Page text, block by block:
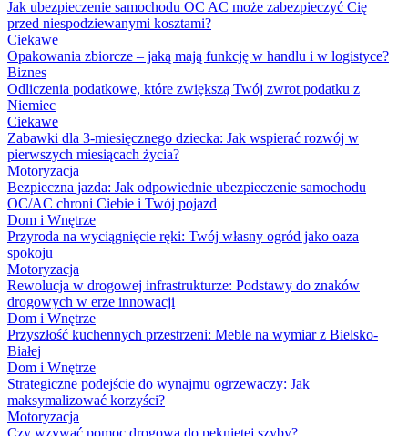
Jak ubezpieczenie samochodu OC AC może zabezpieczyć Cię
przed niespodziewanymi kosztami?
Ciekawe
Opakowania zbiorcze – jaką mają funkcję w handlu i w logistyce?
Biznes
Odliczenia podatkowe, które zwiększą Twój zwrot podatku z
Niemiec
Ciekawe
Zabawki dla 3-miesięcznego dziecka: Jak wspierać rozwój w
pierwszych miesiącach życia?
Motoryzacja
Bezpieczna jazda: Jak odpowiednie ubezpieczenie samochodu
OC/AC chroni Ciebie i Twój pojazd
Dom i Wnętrze
Przyroda na wyciągnięcie ręki: Twój własny ogród jako oaza
spokoju
Motoryzacja
Rewolucja w drogowej infrastrukturze: Podstawy do znaków
drogowych w erze innowacji
Dom i Wnętrze
Przyszłość kuchennych przestrzeni: Meble na wymiar z Bielsko-
Białej
Dom i Wnętrze
Strategiczne podejście do wynajmu ogrzewaczy: Jak
maksymalizować korzyści?
Motoryzacja
Czy wzywać pomoc drogową do pękniętej szyby?